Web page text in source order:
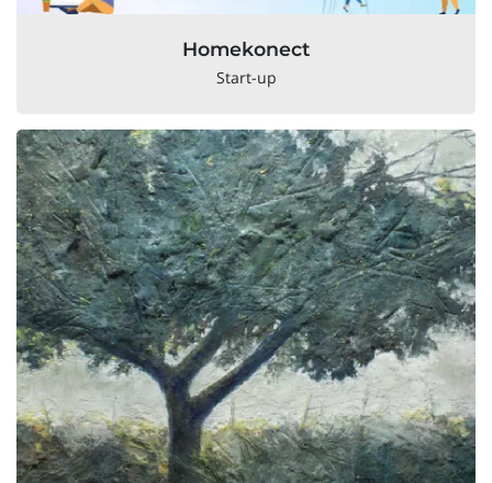
Homekonect
Start-up